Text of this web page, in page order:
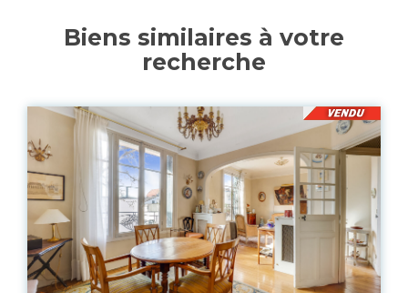
Biens similaires à votre
recherche